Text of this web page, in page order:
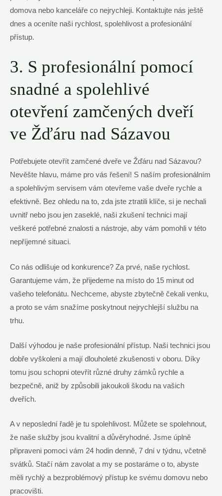
domova nebo kanceláře co nejrychleji. Kontaktujte nás ještě
dnes a oceníte naši rychlost, spolehlivost a profesionální
přístup.
3. S profesionální pomocí
snadné a spolehlivé
otevření zamčených dveří
ve Žďáru nad Sázavou
Potřebujete otevřít zamčené dveře ve Žďáru nad Sázavou?
Nevěšte hlavu, máme pro vás řešení! S naším profesionálním
a spolehlivým servisem vám otevřeme vaše dveře rychle a
efektivně. Bez ohledu na to, zda jste ztratili klíče, si je nechali
uvnitř nebo jsou jen zaseklé, naši zkušení technici mají
veškeré potřebné znalosti a nástroje, aby vám pomohli v této
nepříjemné situaci.
Co nás odlišuje od konkurence? Za prvé, naše rychlost.
Garantujeme vám, že přijedeme na místo do 15 minut od
vašeho telefonátu. Nechceme, abyste zbytečně čekali venku,
a proto se vám snažíme poskytnout nejrychlejší službu na
trhu.
Další výhodou je naše profesionální přístup. Naši technici jsou
dobře vyškoleni a mají dlouholeté zkušenosti v oboru. Díky
tomu jsou schopni otevřít různé druhy zámků rychle a
bezpečně, aniž by způsobili jakoukoli škodu na vašich
dveřích.
A v neposlední řadě je tu spolehlivost. Můžete se spolehnout,
že naše služby jsou kvalitní a důvěryhodné. Jsme úplně
připraveni pomoci vám 24 hodin denně, 7 dní v týdnu, včetně
svátků. Stačí nám zavolat a my se postaráme o to, abyste
měli rychlý a bezproblémový přístup ke svému domovu nebo
pracovišti.